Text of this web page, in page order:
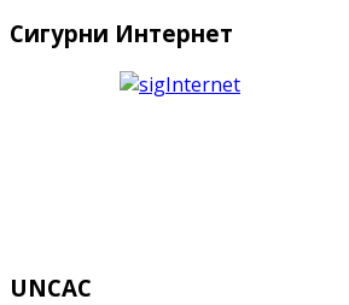
Сигурни Интернет
UNCAC